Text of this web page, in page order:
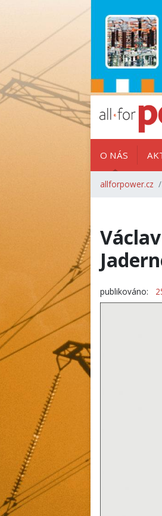
O NÁS
allforpower.cz
publikováno: